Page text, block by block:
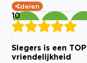
delen
10
Slegers is een
vriendelijkheid